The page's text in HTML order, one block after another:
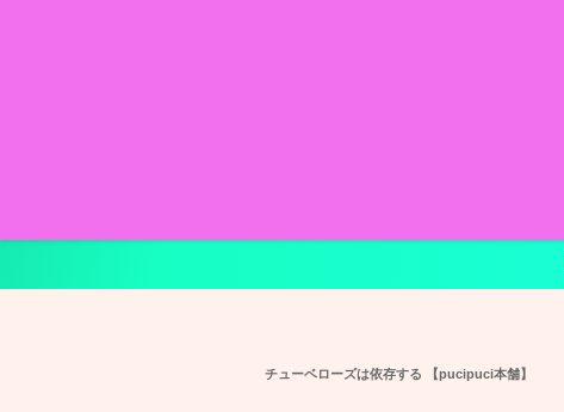
チューベローズは依存する 【pucipuci本舗】